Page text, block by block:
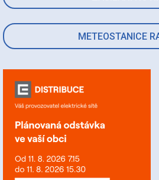
METEOSTANICE